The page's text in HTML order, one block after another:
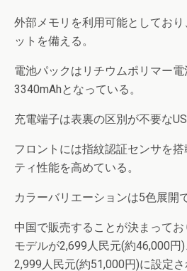
外部メモリを利用可能としてお
ットを備える。
電池パックはリチウムポリマー
3340mAhとなっている。
充電端子は表裏の区別が不要な
フロントには指紋認証センサを
ティ性能を高めている。
カラーバリエーションは5色展開
中国で販売することが決まってお
モデルが2,699人民元(約46,000円
2,999人民元(約51,000円)に設定さ